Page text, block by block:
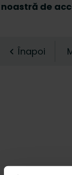
noastră de
pentru o
centrului
întregului
Înapoi